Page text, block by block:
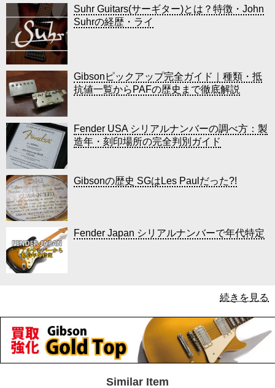
Suhr Guitars(サーギター)とは？特徴・John
Suhrの経歴・ライ
Gibsonピックアップ完全ガイド｜種類・抵
抗値一覧からPAFの歴史まで徹底解説
Fender USA シリアルナンバーの調べ方：製
造年・刻印場所の完全判別ガイド
Gibsonの歴史 SGはLes Paulだった?!
Fender Japan シリアルナンバーで年代特定
続きを見る
Similar Item